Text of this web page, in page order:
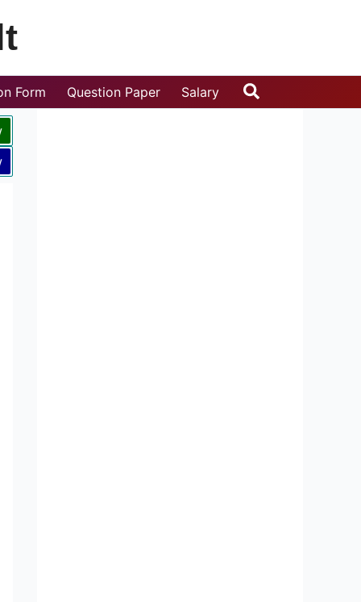
Form Question Paper Salary Search